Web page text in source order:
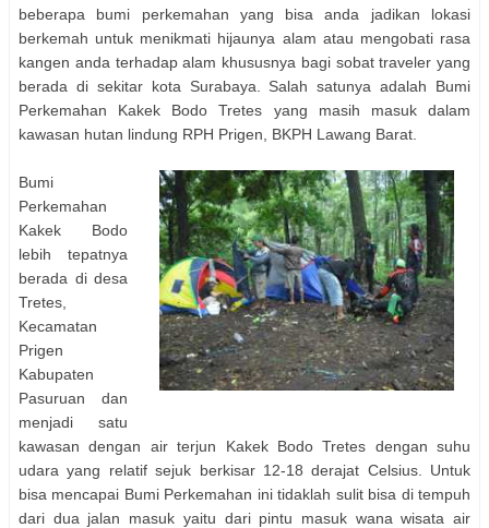
beberapa bumi perkemahan yang bisa anda jadikan lokasi
berkemah untuk menikmati hijaunya alam atau mengobati rasa
kangen anda terhadap alam khususnya bagi sobat traveler yang
berada di sekitar kota Surabaya. Salah satunya adalah Bumi
Perkemahan Kakek Bodo Tretes yang masih masuk dalam
kawasan hutan lindung RPH Prigen, BKPH Lawang Barat.
Bumi
Perkemahan
Kakek Bodo
lebih tepatnya
berada di desa
Tretes,
Kecamatan
Prigen
Kabupaten
Pasuruan dan
menjadi satu
kawasan dengan air terjun Kakek Bodo Tretes dengan suhu
udara yang relatif sejuk berkisar 12-18 derajat Celsius. Untuk
bisa mencapai Bumi Perkemahan ini tidaklah sulit bisa di tempuh
dari dua jalan masuk yaitu dari pintu masuk wana wisata air